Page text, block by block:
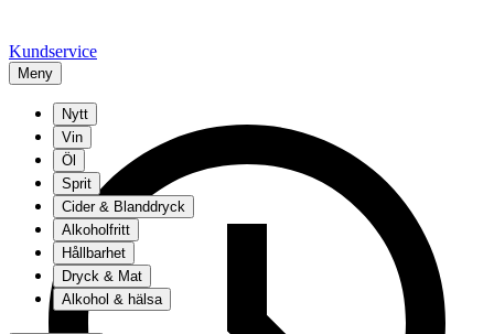
Kundservice
Meny
Nytt
Vin
Öl
Sprit
Cider & Blanddryck
Alkoholfritt
Hållbarhet
Dryck & Mat
Alkohol & hälsa